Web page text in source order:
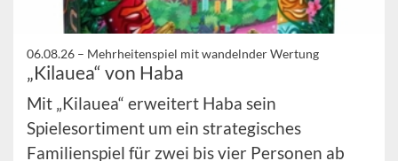
06.08.26 – Mehrheitenspiel mit wandelnder Wertung
„Kilauea“ von Haba
Mit „Kilauea“ erweitert Haba sein
Spielesortiment um ein strategisches
Familienspiel für zwei bis vier Personen ab